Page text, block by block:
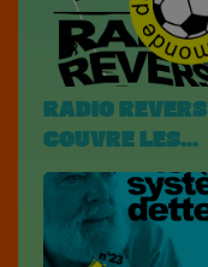
RADIO REVERS
COUVRE LES
MATCHS DES
DIABLES !!!